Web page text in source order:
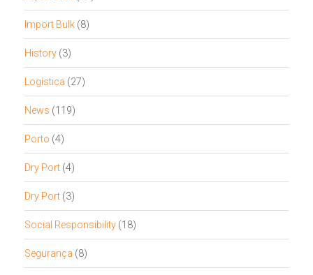
Import Bulk (8)
History (3)
Logística (27)
News (119)
Porto (4)
Dry Port (4)
Dry Port (3)
Social Responsibility (18)
Segurança (8)